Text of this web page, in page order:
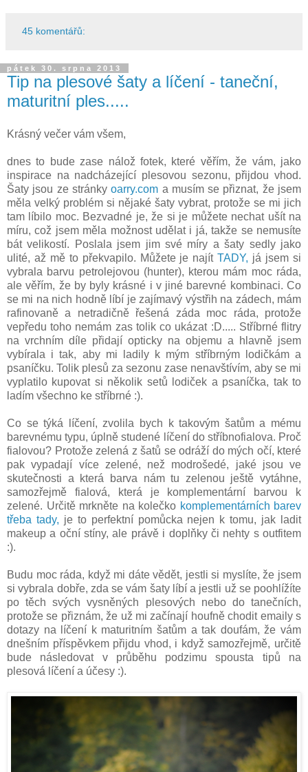
45 komentářů:
pátek 30. srpna 2013
Tip na plesové šaty a líčení - taneční,
maturitní ples.....
Krásný večer vám všem,
dnes to bude zase nálož fotek, které věřím, že vám, jako
inspirace na nadcházející plesovou sezonu, přijdou vhod.
Šaty jsou ze stránkyoarry.com a musím se přiznat, že jsem
měla velký problém si nějaké šaty vybrat, protože se mi jich
tam líbilo moc. Bezvadné je, že si je můžete nechat ušít na
míru, což jsem měla možnost udělat i já, takže se nemusíte
bát velikostí. Poslala jsem jim své míry a šaty sedly jako
ulité, až mě to překvapilo. Můžete je najítTADY, já jsem si
vybrala barvu petrolejovou (hunter), kterou mám moc ráda,
ale věřím, že by byly krásné i v jiné barevné kombinaci. Co
se mi na nich hodně líbí je zajímavý výstřih na zádech, mám
rafinovaně a netradičně řešená záda moc ráda, protože
vepředu toho nemám zas tolik co ukázat :D..... Stříbrné flitry
na vrchním díle přidají opticky na objemu a hlavně jsem
vybírala i tak, aby mi ladily k mým stříbrným lodičkám a
psaníčku. Tolik plesů za sezonu zase nenavštívím, aby se mi
vyplatilo kupovat si několik setů lodiček a psaníčka, tak to
ladím všechno ke stříbrné :).
Co se týká líčení, zvolila bych k takovým šatům a mému
barevnému typu, úplně studené líčení do stříbnofialova. Proč
fialovou? Protože zelená z šatů se odráží do mých očí, které
pak vypadají více zelené, než modrošedé, jaké jsou ve
skutečnosti a která barva nám tu zelenou ještě vytáhne,
samozřejmě fialová, která je komplementární barvou k
zelené. Určitě mrkněte na kolečko komplementárních barev
třeba tady, je to perfektní pomůcka nejen k tomu, jak ladit
makeup a oční stíny, ale právě i doplňky či nehty s outfitem
:).
Budu moc ráda, když mi dáte vědět, jestli si myslíte, že jsem
si vybrala dobře, zda se vám šaty líbí a jestli už se poohlížíte
po těch svých vysněných plesových nebo do tanečních,
protože se přiznám, že už mi začínají houfně chodit emaily s
dotazy na líčení k maturitním šatům a tak doufám, že vám
dnešním příspěvkem přijdu vhod, i když samozřejmě, určitě
bude následovat v průběhu podzimu spousta tipů na
plesová líčení a účesy :).